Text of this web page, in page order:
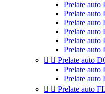
Prelate
Prelate
Prelate
Prelate
Prelate
Prelate
  Prelate auto
Prelate
Prelate
  Prelate auto